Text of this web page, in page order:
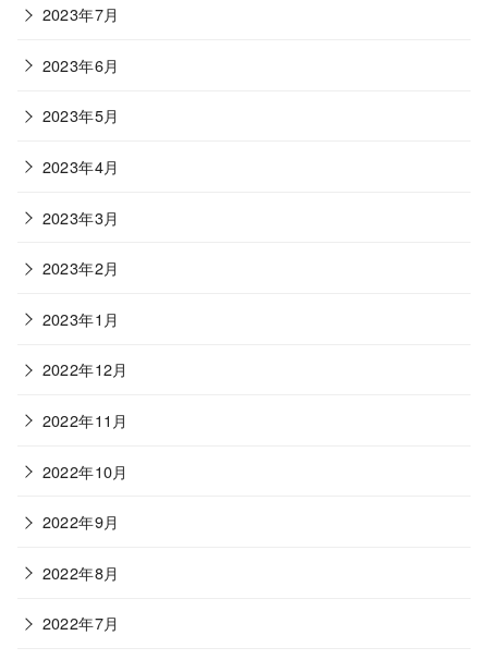
2023年7月
2023年6月
2023年5月
2023年4月
2023年3月
2023年2月
2023年1月
2022年12月
2022年11月
2022年10月
2022年9月
2022年8月
2022年7月